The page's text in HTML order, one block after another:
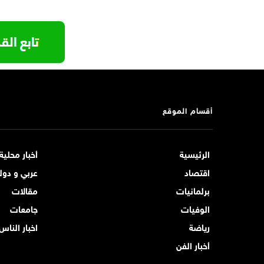
أقسام الموقع
الرئيسية
أخبار
اقتصاد
عربي و
برلمانيات
مقالات
الوفيات
جامعات
رياضة
اخبار
أخبار الفن